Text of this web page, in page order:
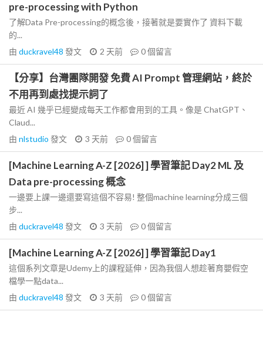
pre-processing with Python
了解Data Pre-processing的概念後，接著就是要實作了 資料下載
的...
由 duckravel48 發文 2 天前 0個留言
【分享】台灣團隊開發 免費 AI Prompt 管理網站，終於
不用再到處找提示詞了
最近 AI 幾乎已經變成每天工作都會用到的工具。像是 ChatGPT、
Claud...
由 nlstudio 發文 3 天前 0個留言
[Machine Learning A-Z [2026] ] 學習筆記 Day2 ML 及
Data pre-processing 概念
一邊要上課一邊還要寫這個不容易! 整個machine learning分成三個
步...
由 duckravel48 發文 3 天前 0個留言
[Machine Learning A-Z [2026] ] 學習筆記 Day1
這個系列文章是Udemy上的課程延伸，因為我個人想趁著育嬰假空
檔學一點data...
由 duckravel48 發文 3 天前 0個留言